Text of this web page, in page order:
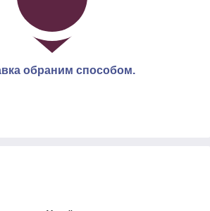
обраним способом.